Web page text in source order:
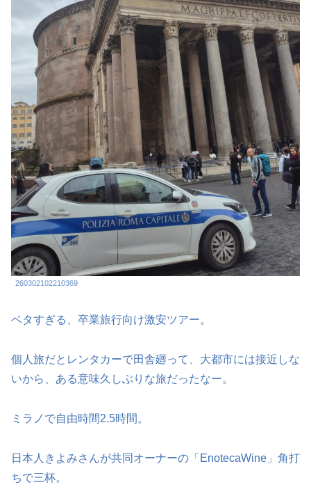
260302102210369
ベタすぎる、卒業旅行向け激安ツアー。
個人旅だとレンタカーで田舎廻って、大都市には接近しな
いから、ある意味久しぶりな旅だったなー。
ミラノで自由時間2.5時間。
日本人きよみさんが共同オーナーの「EnotecaWine」角打
ちで三杯。